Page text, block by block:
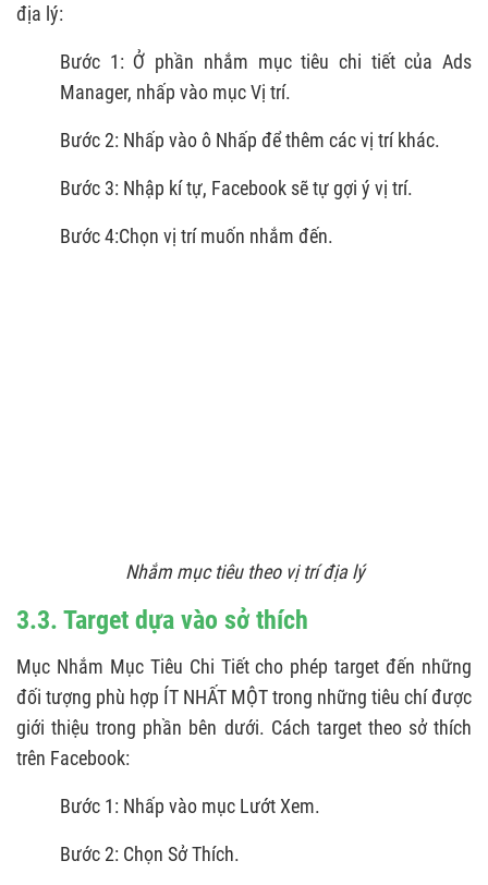
địa lý:
Bước 1: Ở phần nhắm mục tiêu chi tiết của Ads
Manager, nhấp vào mục Vị trí.
Bước 2: Nhấp vào ô Nhấp để thêm các vị trí khác.
Bước 3: Nhập kí tự, Facebook sẽ tự gợi ý vị trí.
Bước 4:Chọn vị trí muốn nhắm đến.
Nhắm mục tiêu theo vị trí địa lý
3.3. Target dựa vào sở thích
Mục Nhắm Mục Tiêu Chi Tiết cho phép target đến những
đối tượng phù hợp ÍT NHẤT MỘT trong những tiêu chí được
giới thiệu trong phần bên dưới. Cách target theo sở thích
trên Facebook:
Bước 1: Nhấp vào mục Lướt Xem.
Bước 2: Chọn Sở Thích.